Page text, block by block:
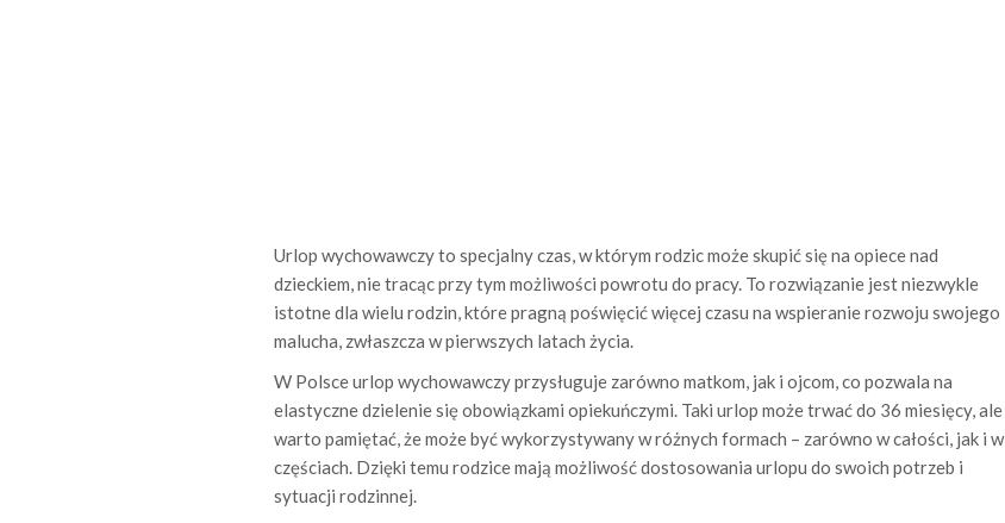
Urlop wychowawczy to specjalny czas, w którym rodzic może skupić się na opiece nad
dzieckiem, nie tracąc przy tym możliwości powrotu do pracy. To rozwiązanie jest niezwykle
istotne dla wielu rodzin, które pragną poświęcić więcej czasu na wspieranie rozwoju swojego
malucha, zwłaszcza w pierwszych latach życia.
W Polsce urlop wychowawczy przysługuje zarówno matkom, jak i ojcom, co pozwala na
elastyczne dzielenie się obowiązkami opiekuńczymi. Taki urlop może trwać do 36 miesięcy, ale
warto pamiętać, że może być wykorzystywany w różnych formach – zarówno w całości, jak i w
częściach. Dzięki temu rodzice mają możliwość dostosowania urlopu do swoich potrzeb i
sytuacji rodzinnej.